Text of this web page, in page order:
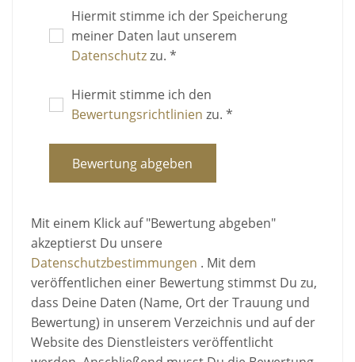
Hiermit stimme ich der Speicherung
meiner Daten laut unserem
Datenschutzzu. *
Hiermit stimme ich den
Bewertungsrichtlinien zu. *
Bewertung abgeben
Mit einem Klick auf "Bewertung abgeben"
akzeptierst Du unsere
Datenschutzbestimmungen . Mit dem
veröffentlichen einer Bewertung stimmst Du zu,
dass Deine Daten (Name, Ort der Trauung und
Bewertung) in unserem Verzeichnis und auf der
Website des Dienstleisters veröffentlicht